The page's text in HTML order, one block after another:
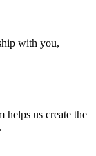
with you,
helps us create the